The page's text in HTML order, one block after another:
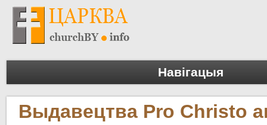
Навігацыя
Выдавецтва Pro Christo